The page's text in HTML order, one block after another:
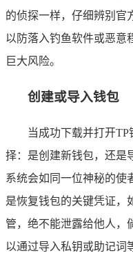
的侦探一样，仔细辨别官
以防落入钓鱼软件或恶意
巨大风险。
创建或导入钱包
当成功下载并打开
择：是创建新钱包，还是
系统会如同一位神秘的使
是恢复钱包的关键凭证，
管，绝不能泄露给他人，
以通过导入私钥或助记词